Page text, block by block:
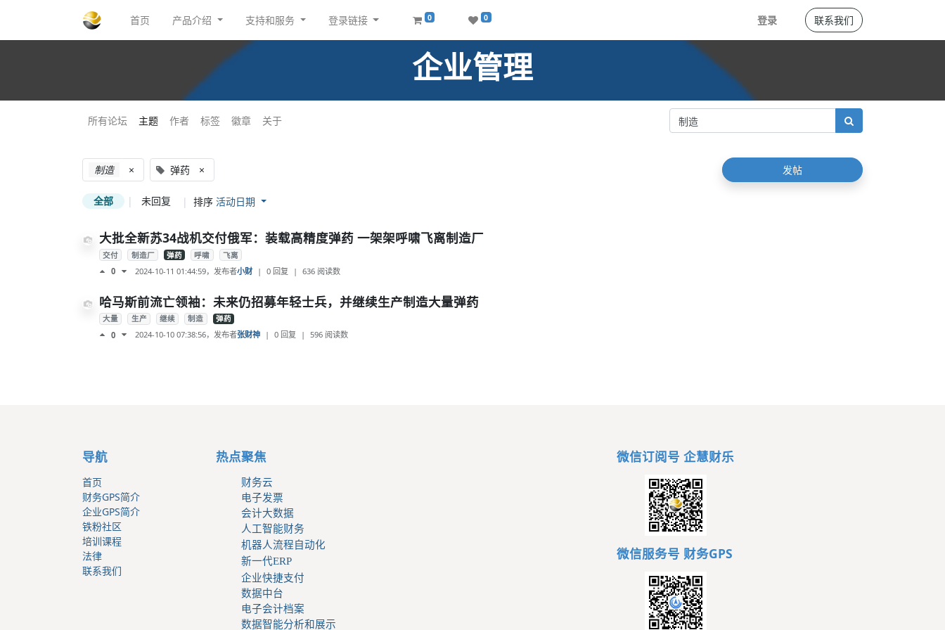
首页 产品介绍 支持和服务 登录链接 0 0 登录 联系我们
企业管理
所有论坛 主题 作者 标签 徽章 关于
制造 × 弹药 × 发帖
全部 | 未回复 | 排序 活动日期
大批全新苏34战机交付俄军：装载高精度弹药 一架架呼啸飞离制造厂
交付 制造厂 弹药 呼啸 飞离
0 2024-10-11 01:44:59，发布者小财 | 0 回复 | 636 阅读数
哈马斯前流亡领袖：未来仍招募年轻士兵，并继续生产制造大量弹药
大量 生产 继续 制造 弹药
0 2024-10-10 07:38:56，发布者张财神 | 0 回复 | 596 阅读数
导航
首页
财务GPS简介
企业GPS简介
铁粉社区
培训课程
法律
联系我们
热点聚焦
财务云
电子发票
会计大数据
人工智能财务
机器人流程自动化
新一代ERP
企业快捷支付
数据中台
电子会计档案
数据智能分析和展示
微信订阅号 企慧财乐
微信服务号 财务GPS